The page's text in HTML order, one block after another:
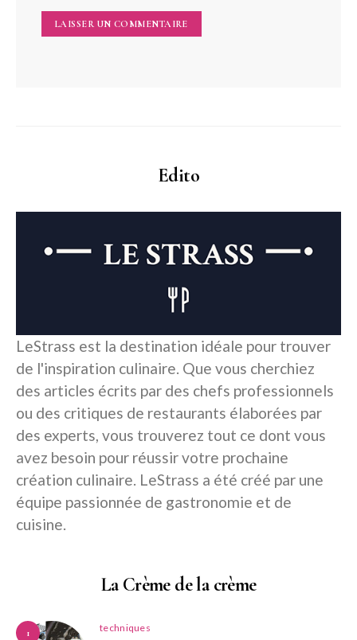
Edito
LeStrass est la destination idéale pour trouver
de l'inspiration culinaire. Que vous cherchiez
des articles écrits par des chefs professionnels
ou des critiques de restaurants élaborées par
des experts, vous trouverez tout ce dont vous
avez besoin pour réussir votre prochaine
création culinaire. LeStrass a été créé par une
équipe passionnée de gastronomie et de
cuisine.
La Crème de la crème
1 techniques